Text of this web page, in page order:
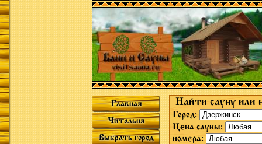
Главная
Читальня
Выбрать город
Найти сауну или
Город:
Цена сауны:
номера: